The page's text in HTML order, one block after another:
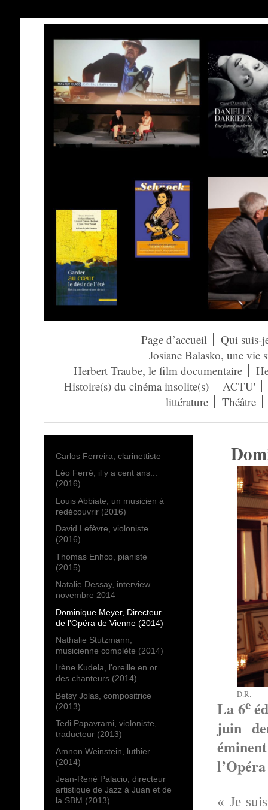
Page d’accueil
Qui suis-
Josiane Balasko, une vie
Herbert Traube, le film documentaire
Histoire(s) du cinéma insolite(s)
ACTU'
littérature
Théâtre
D.R.
La 6e
juin
« Je
Carlos Ferreira, clarinettiste
Léo Ferré, il y a cent ans...
(2016)
Louis Abbiate, un musicien à
redécouvrir (2016)
David Lefèvre, violoniste
(2016)
Thomas Enhco, pianiste
(2015)
Natalie Dessay, interview
novembre 2014
Dominique Meyer, Directeur
de l'Opéra de Vienne (2014)
Nathalie Stutzmann,
musicienne complète (2014)
Irène Kudela, l'oreille en or
des chanteurs (2014)
Betsy Jolas, compositrice
(2013)
Tedi Papavrami, violoniste,
traducteur (2013)
Amnon Weinstein, luthier
(2014)
Jean-René Palacio, directeur
artistique de Jazz à Juan et de
la SBM (2013)